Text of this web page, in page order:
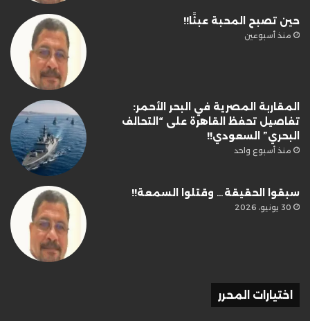
حين تصبح المحبة عبئًا!!
منذ أسبوعين
المقاربة المصرية في البحر الأحمر:
تفاصيل تحفظ القاهرة على “التحالف
البحري” السعودي!!
منذ أسبوع واحد
سبقوا الحقيقة… وقتلوا السمعة!!
30 يونيو، 2026
اختيارات المحرر